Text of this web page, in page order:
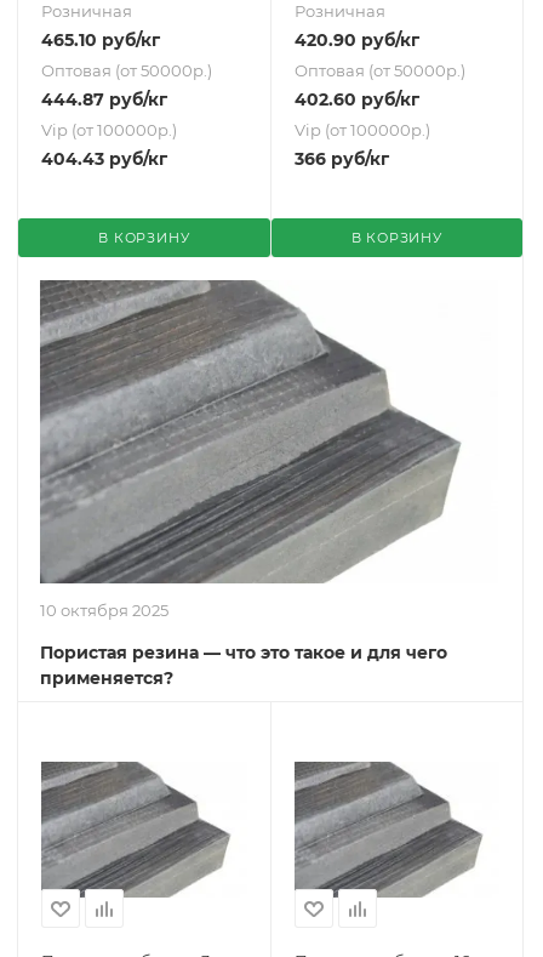
Розничная
465.10 руб/кг
Оптовая (от 50000р.)
444.87 руб/кг
Vip (от 100000р.)
404.43 руб/кг
В КОРЗИНУ
Розничная
420.90 руб/кг
Оптовая (от 50000р.)
402.60 руб/кг
Vip (от 100000р.)
366руб/кг
В КОРЗИНУ
10 октября 2025
Пористая резина — что это такое и для чего
применяется?